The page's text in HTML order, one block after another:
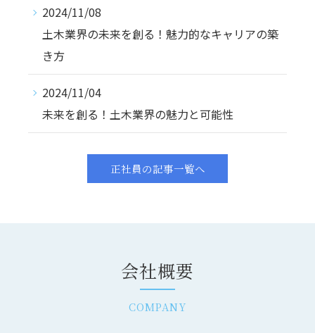
2024/11/08
土木業界の未来を創る！魅力的なキャリアの築
き方
2024/11/04
未来を創る！土木業界の魅力と可能性
正社員の記事一覧へ
会社概要
COMPANY